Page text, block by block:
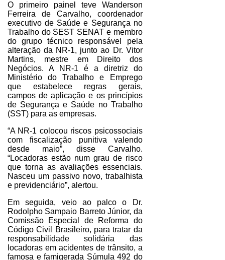
O primeiro painel teve Wanderson
Ferreira de Carvalho, coordenador
executivo de Saúde e Segurança no
Trabalho do SEST SENAT e membro
do grupo técnico responsável pela
alteração da NR-1, junto ao Dr. Vitor
Martins, mestre em Direito dos
Negócios. A NR-1 é a diretriz do
Ministério do Trabalho e Emprego
que estabelece regras gerais,
campos de aplicação e os princípios
de Segurança e Saúde no Trabalho
(SST) para as empresas.
“A NR-1 colocou riscos psicossociais
com fiscalização punitiva valendo
desde maio”, disse Carvalho.
“Locadoras estão num grau de risco
que torna as avaliações essenciais.
Nasceu um passivo novo, trabalhista
e previdenciário”, alertou.
Em seguida, veio ao palco o Dr.
Rodolpho Sampaio Barreto Júnior, da
Comissão Especial de Reforma do
Código Civil Brasileiro, para tratar da
responsabilidade solidária das
locadoras em acidentes de trânsito, a
famosa e famigerada Súmula 492 do